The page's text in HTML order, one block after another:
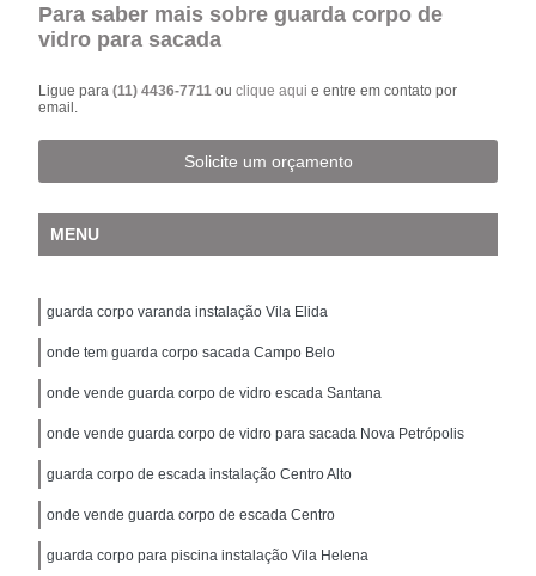
Para saber mais sobre guarda corpo de
vidro para sacada
Ligue para(11) 4436-7711ouclique aqui e entre em contato por
email.
Solicite um orçamento
MENU
guarda corpo varanda instalação Vila Elida
onde tem guarda corpo sacada Campo Belo
onde vende guarda corpo de vidro escada Santana
onde vende guarda corpo de vidro para sacada Nova Petrópolis
guarda corpo de escada instalação Centro Alto
onde vende guarda corpo de escada Centro
guarda corpo para piscina instalação Vila Helena